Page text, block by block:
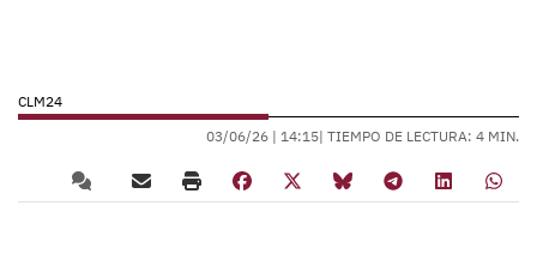
CLM24
03/06/26 | 14:15| TIEMPO DE LECTURA: 4 MIN.